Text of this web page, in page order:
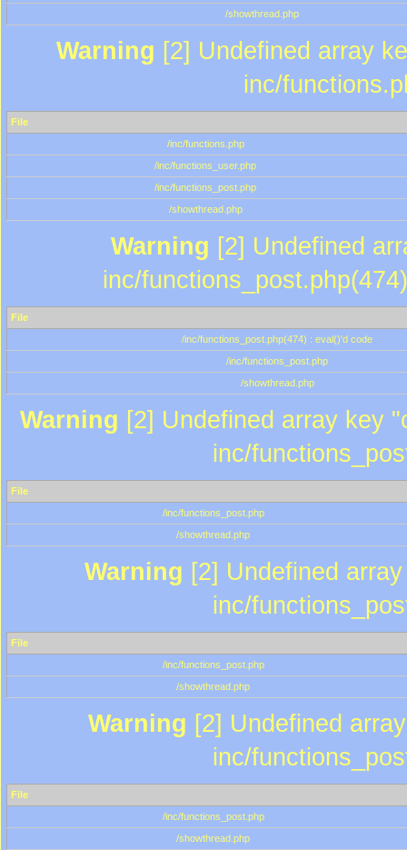
/showthread.php
Warning [2] Undefined array
inc/
File
/inc/functions.php
/inc/functions_user.php
/inc/functions_post.php
/showthread.php
Warning [2] Undefined
inc/
File
/inc/functions_post.php(474) : eval()'d code
/inc/functions_post.php
/showthread.php
Warning [2] Undefined array key
inc/
File
/inc/functions_post.php
/showthread.php
Warning [2] Undefined
inc/
File
/inc/functions_post.php
/showthread.php
Warning [2] Undefined
inc/
File
/inc/functions_post.php
/showthread.php